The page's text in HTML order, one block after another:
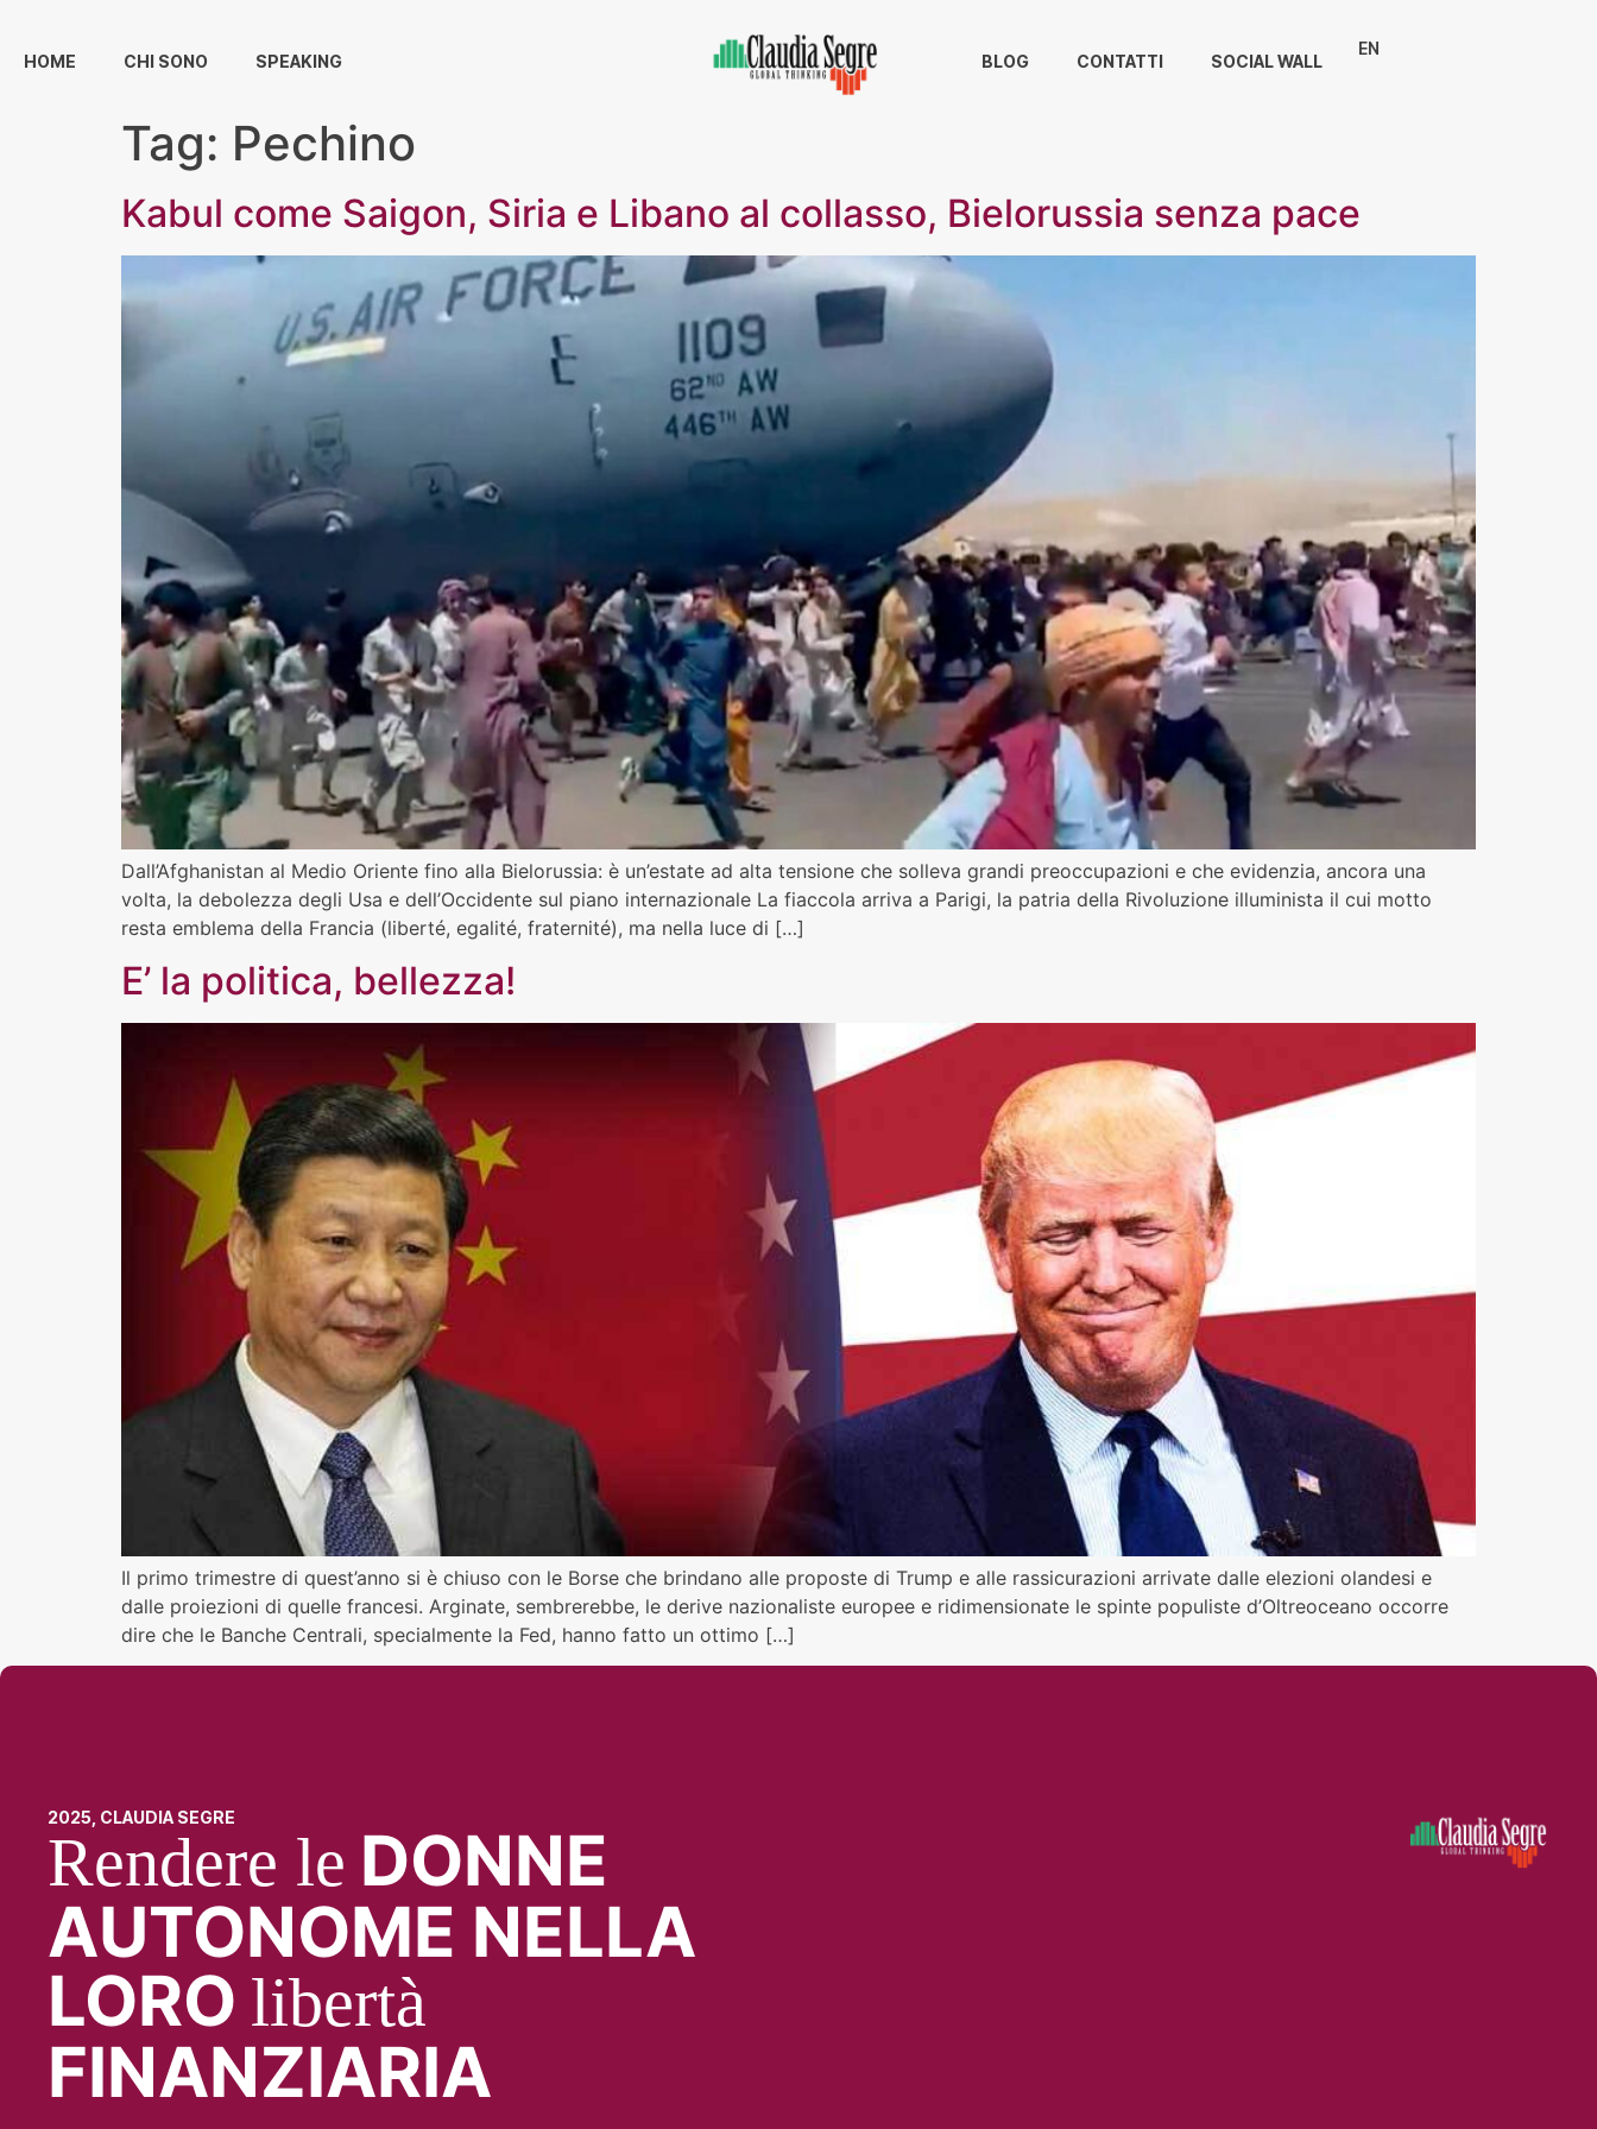
HOME CHI SONO SPEAKING BLOG CONTATTI SOCIAL WALL
EN
Tag: Pechino
Kabul come Saigon, Siria e Libano al collasso, Bielorussia senza pace
Dall’Afghanistan al Medio Oriente fino alla Bielorussia: è un’estate ad alta tensione che solleva grandi preoccupazioni e che evidenzia, ancora una
volta, la debolezza degli Usa e dell’Occidente sul piano internazionale La fiaccola arriva a Parigi, la patria della Rivoluzione illuminista il cui motto
resta emblema della Francia (liberté, egalité, fraternité), ma nella luce di […]
E’ la politica, bellezza!
Il primo trimestre di quest’anno si è chiuso con le Borse che brindano alle proposte di Trump e alle rassicurazioni arrivate dalle elezioni olandesi e
dalle proiezioni di quelle francesi. Arginate, sembrerebbe, le derive nazionaliste europee e ridimensionate le spinte populiste d’Oltreoceano occorre
dire che le Banche Centrali, specialmente la Fed, hanno fatto un ottimo […]
2025, CLAUDIA SEGRE
Rendere le DONNE
AUTONOME NELLA
LORO libertà
FINANZIARIA